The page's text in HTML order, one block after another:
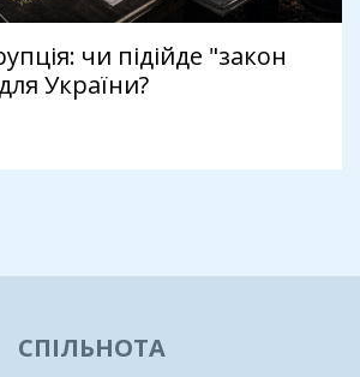
чи підійде "закон
України?
СПІЛЬНОТА